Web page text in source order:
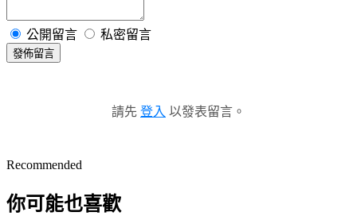
公開留言 私密留言
發佈留言
請先 登入 以發表留言。
Recommended
你可能也喜歡